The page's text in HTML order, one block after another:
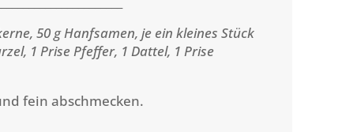
50 g Hanfsamen, je ein kleines Stück
1 Prise Pfeffer, 1 Dattel, 1 Prise
fein abschmecken.